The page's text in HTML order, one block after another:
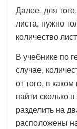
Далее, для
листа, нужно
количество
В учебнике по
случае,
от того, в
найти сколько
разделить на
расположены